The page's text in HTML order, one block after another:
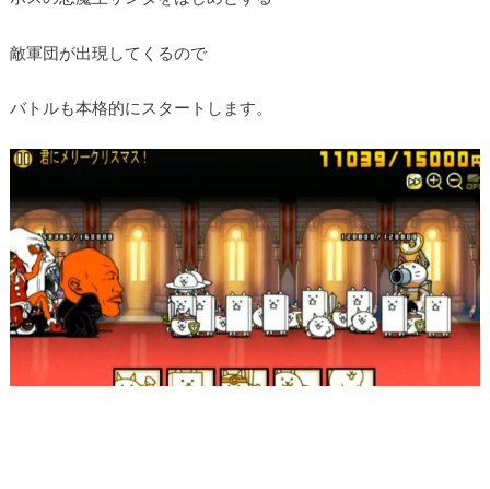
敵軍団が出現してくるので
バトルも本格的にスタートします。